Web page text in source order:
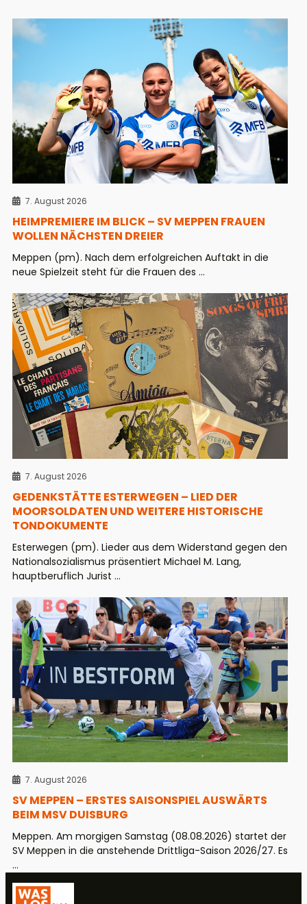
7. August 2026
HEIMPREMIERE IM BLICK – SV MEPPEN FRAUEN
WOLLEN NÄCHSTEN DREIER
Meppen (pm). Nach dem erfolgreichen Auftakt in die
neue Spielzeit steht für die Frauen des ...
7. August 2026
GEDENKSTÄTTE ESTERWEGEN – LIED DER
MOORSOLDATEN UND WEITERE HISTORISCHE
TONDOKUMENTE
Esterwegen (pm). Lieder aus dem Widerstand gegen den
Nationalsozialismus präsentiert Michael M. Lang,
hauptberuflich Jurist ...
7. August 2026
SV MEPPEN – ERSTES SAISONSPIEL AUSWÄRTS
BEIM MSV DUISBURG
Meppen. Am morgigen Samstag (08.08.2026) startet der
SV Meppen in die anstehende Drittliga-Saison 2026/27. Es
...